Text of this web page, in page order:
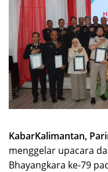
KabarKalimantan,
menggelar upacara
Bhayangkara ke-79